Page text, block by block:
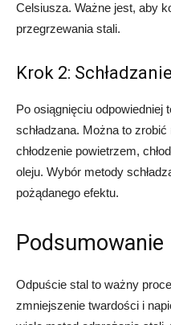
Celsiusza. Ważne jest, aby
przegrzewania stali.
Krok 2: Schładzanie
Po osiągnięciu odpowiedniej
schładzana. Można to
chłodzenie powietrzem,
oleju. Wybór metody
pożądanego efektu.
Podsumowanie
Odpuście stal to ważny
zmniejszenie twardości i